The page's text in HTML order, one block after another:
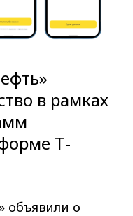
в рамках
Т-
объявили о